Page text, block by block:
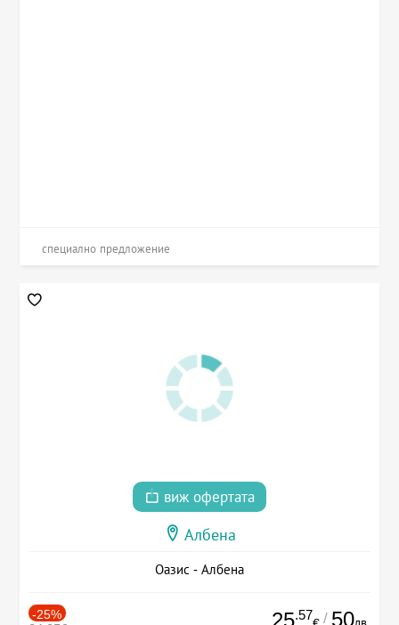
специално предложение
виж офертата
Албена
Оазис - Албена
-25% 25.57 / 50